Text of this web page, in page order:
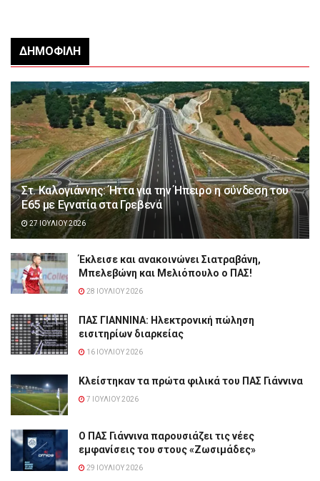
ΔΗΜΟΦΙΛΉ
Στ. Καλογιάννης: Ήττα για την Ήπειρο η σύνδεση του
Ε65 με Εγνατία στα Γρεβενά
27 ΙΟΥΛΊΟΥ 2026
Έκλεισε και ανακοινώνει Σιατραβάνη,
Μπελεβώνη και Μελιόπουλο ο ΠΑΣ!
28 ΙΟΥΛΊΟΥ 2026
ΠΑΣ ΓΙΑΝΝΙΝΑ: Hλεκτρονική πώληση
εισιτηρίων διαρκείας
16 ΙΟΥΛΊΟΥ 2026
Κλείστηκαν τα πρώτα φιλικά του ΠΑΣ Γιάννινα
7 ΙΟΥΛΊΟΥ 2026
Ο ΠΑΣ Γιάννινα παρουσιάζει τις νέες
εμφανίσεις του στους «Ζωσιμάδες»
29 ΙΟΥΛΊΟΥ 2026